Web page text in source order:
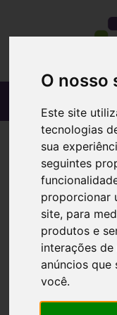
O nosso
Este site
tecnologias
sua
seguintes
proporcionar
site, para
produtos e
interações
anúncios que
você.